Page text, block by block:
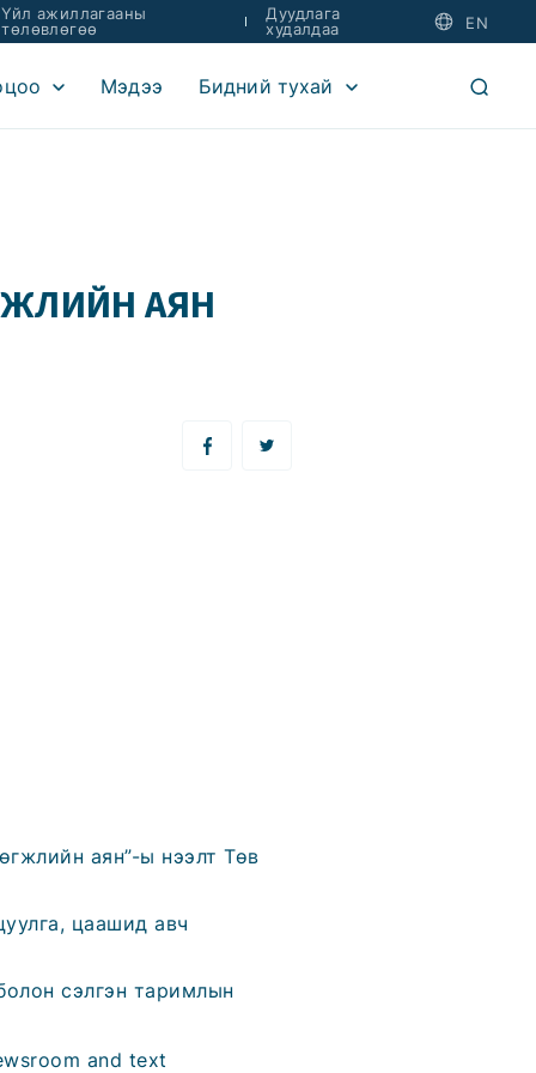
Үйл ажиллагааны
төлөвлөгөө
Дуудлага
худалдаа
EN
Мэдээ Бидний тухай
АЯН
аян”-ы нээлт Төв
цаашид авч
сэлгэн таримлын